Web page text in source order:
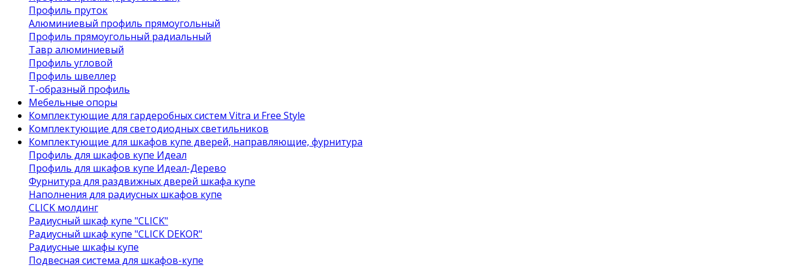
Профиль пруток
Алюминиевый профиль прямоугольный
Профиль прямоугольный радиальный
Тавр алюминиевый
Профиль угловой
Профиль швеллер
Т-образный профиль
Мебельные опоры
Комплектующие для гардеробных систем Vitra и Free Style
Комплектующие для светодиодных светильников
Комплектующие для шкафов купе дверей, направляющие, фурнитура
Профиль для шкафов купе Идеал
Профиль для шкафов купе Идеал-Дерево
Фурнитура для раздвижных дверей шкафа купе
Наполнения для радиусных шкафов купе
CLICK молдинг
Радиусный шкаф купе "CLICK"
Радиусный шкаф купе "CLICK DEKOR"
Радиусные шкафы купе
Подвесная система для шкафов-купе